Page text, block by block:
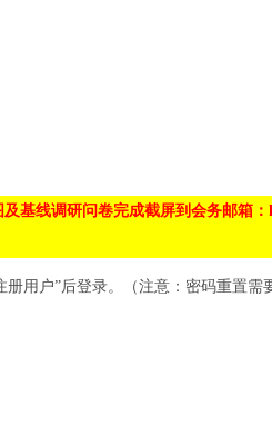
基线调研问卷完成截屏到会务邮箱：
用户”后登录。（注意：密码重置需